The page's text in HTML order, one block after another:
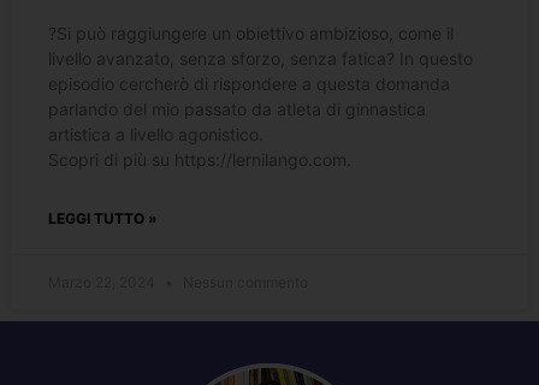
?️Si può raggiungere un obiettivo ambizioso, come il
livello avanzato, senza sforzo, senza fatica? In questo
episodio cercherò di rispondere a questa domanda
parlando del mio passato da atleta di ginnastica
artistica a livello agonistico.
Scopri di più su https://lernilango.com.
LEGGI TUTTO »